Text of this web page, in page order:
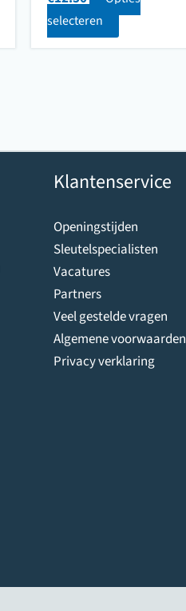
selecteren
Klantenservice
Openingstijden
Sleutelspecialisten
Vacatures
Partners
Veel gestelde vragen
Algemene voorwaarden
Privacy verklaring